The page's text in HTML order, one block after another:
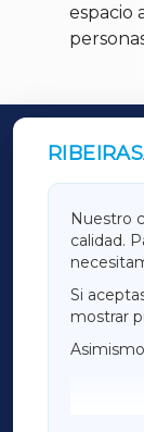
espacio
Nuestro
calidad.
Si
mostrar